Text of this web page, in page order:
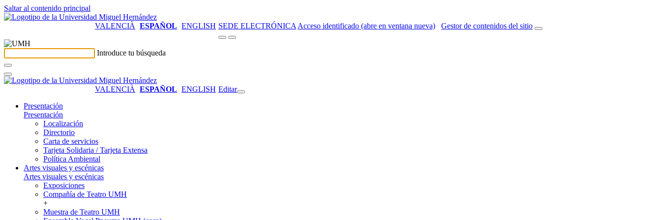
Saltar al contenido principal
VALENCIÀ ESPAÑOL ENGLISH SEDE ELECTRÓNICA Acceso identificado (abre en ventana nueva) Gestor de contenidos del sitio
Introduce tu búsqueda
VALENCIÀ ESPAÑOL ENGLISH Editar
Presentación
Presentación
Localización
Directorio
Carta de servicios
Tarjeta Solidaria / Tarjeta Extensa
Política Ambiental
Artes visuales y escénicas
Artes visuales y escénicas
Exposiciones
Compañía de Teatro UMH
+
Muestra de Teatro UMH